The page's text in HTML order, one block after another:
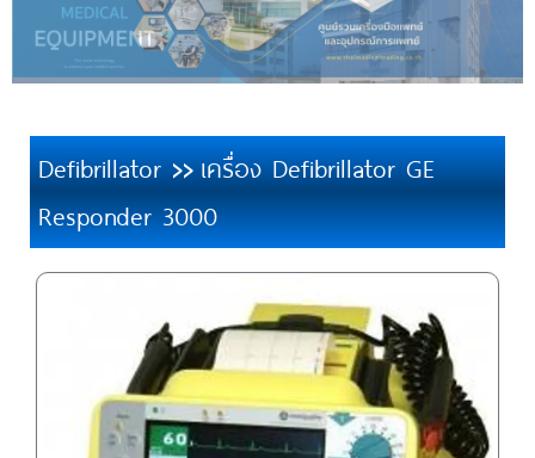
Defibrillator>>เครื่อง Defibrillator GE
Responder 3000